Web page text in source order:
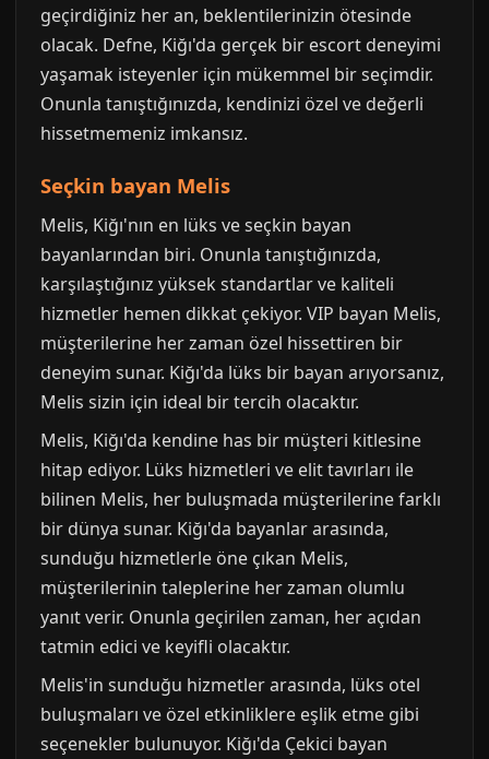
geçirdiğiniz her an, beklentilerinizin ötesinde
olacak. Defne, Kiğı'da gerçek bir escort deneyimi
yaşamak isteyenler için mükemmel bir seçimdir.
Onunla tanıştığınızda, kendinizi özel ve değerli
hissetmemeniz imkansız.
Seçkin bayan Melis
Melis, Kiğı'nın en lüks ve seçkin bayan
bayanlarından biri. Onunla tanıştığınızda,
karşılaştığınız yüksek standartlar ve kaliteli
hizmetler hemen dikkat çekiyor. VIP bayan Melis,
müşterilerine her zaman özel hissettiren bir
deneyim sunar. Kiğı'da lüks bir bayan arıyorsanız,
Melis sizin için ideal bir tercih olacaktır.
Melis, Kiğı'da kendine has bir müşteri kitlesine
hitap ediyor. Lüks hizmetleri ve elit tavırları ile
bilinen Melis, her buluşmada müşterilerine farklı
bir dünya sunar. Kiğı'da bayanlar arasında,
sunduğu hizmetlerle öne çıkan Melis,
müşterilerinin taleplerine her zaman olumlu
yanıt verir. Onunla geçirilen zaman, her açıdan
tatmin edici ve keyifli olacaktır.
Melis'in sunduğu hizmetler arasında, lüks otel
buluşmaları ve özel etkinliklere eşlik etme gibi
seçenekler bulunuyor. Kiğı'da Çekici bayan